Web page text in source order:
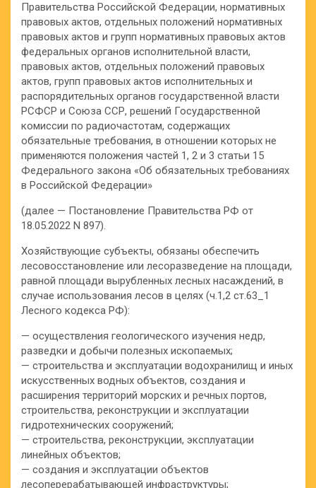
Правительства Российской Федерации, нормативных
правовых актов, отдельных положений нормативных
правовых актов и групп нормативных правовых актов
федеральных органов исполнительной власти,
правовых актов, отдельных положений правовых
актов, групп правовых актов исполнительных и
распорядительных органов государственной власти
РСФСР и Союза ССР, решений Государственной
комиссии по радиочастотам, содержащих
обязательные требования, в отношении которых не
применяются положения частей 1, 2 и 3 статьи 15
Федерального закона «Об обязательных требованиях
в Российской Федерации»
(далее — Постановление Правительства РФ от
18.05.2022 N 897).
Хозяйствующие субъекты, обязаны обеспечить
лесовосстановление или лесоразведение на площади,
равной площади вырубленных лесных насаждений, в
случае использования лесов в целях (ч.1,2 ст.63_1
Лесного кодекса РФ):
— осуществления геологического изучения недр,
разведки и добычи полезных ископаемых;
— строительства и эксплуатации водохранилищ и иных
искусственных водных объектов, создания и
расширения территорий морских и речных портов,
строительства, реконструкции и эксплуатации
гидротехнических сооружений;
— строительства, реконструкции, эксплуатации
линейных объектов;
— создания и эксплуатации объектов
лесоперерабатывающей инфраструктуры;